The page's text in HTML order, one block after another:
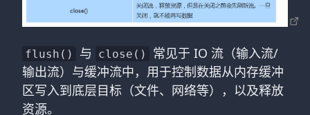
flush() 与 close()
常见于 IO 流（输入流/
输出流）与缓冲流中，用于控制数据从内存缓冲
区写入到底层目标（文件、网络等），以及释放
资源。